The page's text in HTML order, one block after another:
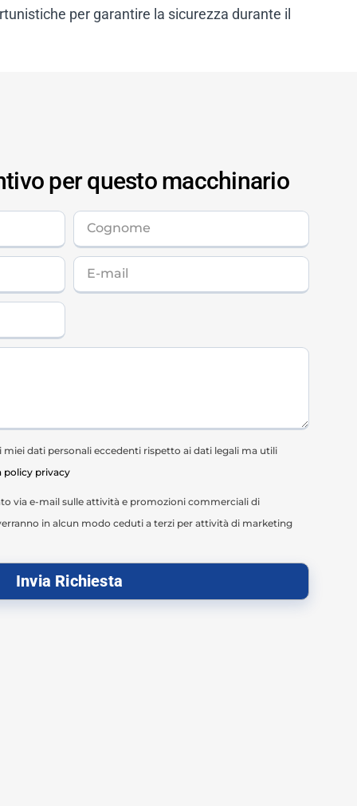
per garantire la sicurezza durante il
per questo macchinario
dati personali eccedenti rispetto ai dati legali ma utili
policy privacy
via e-mail sulle attività e promozioni commerciali di
in alcun modo ceduti a terzi per attività di marketing
Invia Richiesta